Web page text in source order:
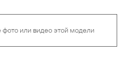
или видео этой модели